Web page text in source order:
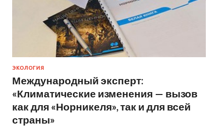
ЭКОЛОГИЯ
Международный эксперт:
«Климатические изменения — вызов
как для «Норникеля», так и для всей
страны»